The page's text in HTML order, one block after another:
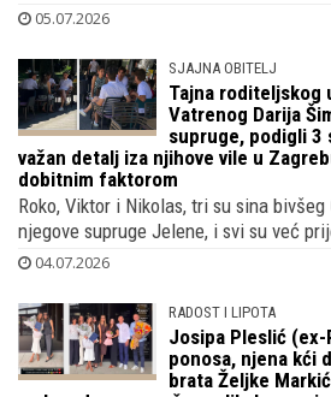
05.07.2026
SJAJNA OBITELJ
Tajna roditeljskog
Vatrenog Darija
supruge, podigli 3
važan detalj iza njihove vile u
dobitnim faktorom
Roko, Viktor i Nikolas, tri su sina
njegove supruge Jelene, i svi su već
04.07.2026
RADOST I LIPOTA
Josipa Pleslić (ex-
ponosa, njena kći
brata Željke